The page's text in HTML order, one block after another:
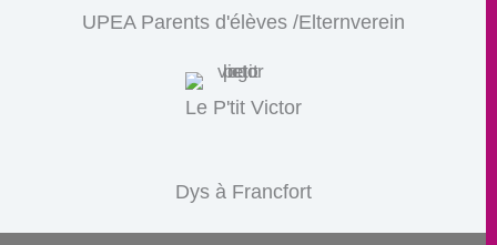
UPEA Parents d'élèves /Elternverein
Le P'tit Victor
Dys à Francfort